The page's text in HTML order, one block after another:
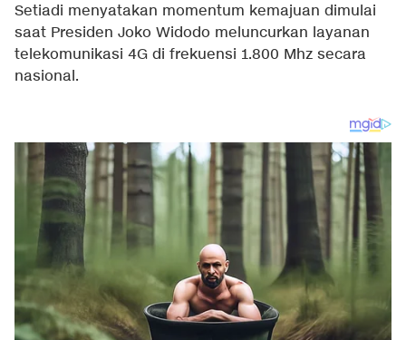
Setiadi menyatakan momentum kemajuan dimulai
saat Presiden Joko Widodo meluncurkan layanan
telekomunikasi 4G di frekuensi 1.800 Mhz secara
nasional.